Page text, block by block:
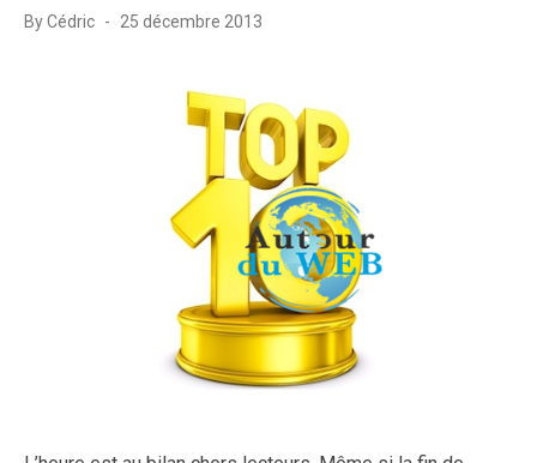
ByCédric
Posted
25 décembre 2013